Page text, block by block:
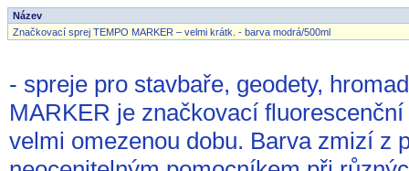
Název
Značkovací sprej TEMPO MARKER – velmi krátk. - barva modrá/500ml
- spreje pro stavbaře, geodety,
MARKER je značkovací
velmi omezenou dobu. Barva zmizí z